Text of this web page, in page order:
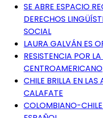
SE ABRE ESPACIO
DERECHOS
SOCIAL
LAURA GALVÁN ES
RESISTENCIA POR
CENTROAMERICANO
CHILE BRILLA EN
CALAFATE
COLOMBIANO-